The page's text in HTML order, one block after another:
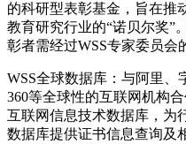
的科研型表彰基金，旨在推
教育研究行业的“诺贝尔奖”
彰者需经过WSS专家委员会
WSS全球数据库：与阿里、
360等全球性的互联网机构
互联网信息技术数据库，为
数据库提供证书信息查询及